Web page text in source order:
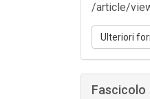
/article/
Ulteriori
Fascicolo